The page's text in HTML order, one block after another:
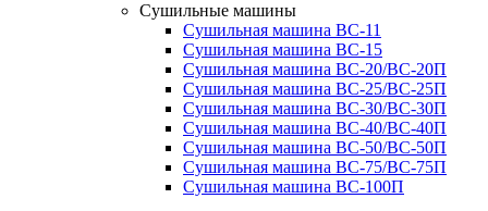
Сушильные машины
Сушильная машина ВС-11
Сушильная машина ВС-15
Сушильная машина ВС-20/ВС-20П
Сушильная машина ВС-25/ВС-25П
Сушильная машина ВС-30/ВС-30П
Сушильная машина ВС-40/ВС-40П
Сушильная машина ВС-50/ВС-50П
Сушильная машина ВС-75/ВС-75П
Сушильная машина ВС-100П